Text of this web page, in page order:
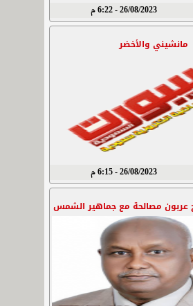
26/08/2023 - 6:22 م
مانشيني والأخضر
26/08/2023 - 6:15 م
عربون مصالحة مع جماهير الشمس